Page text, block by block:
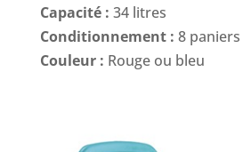
Capacité : 34 litres
Conditionnement : 8
Couleur : Rouge ou bleu